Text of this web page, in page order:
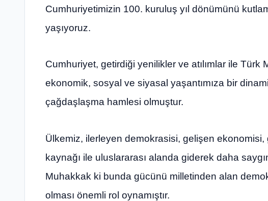
Cumhuriyetimizin 100. kuruluş yıl dönümünü
yaşıyoruz.
Cumhuriyet, getirdiği yenilikler ve atılımlar ile Türk
ekonomik, sosyal ve siyasal yaşantımıza bir
çağdaşlaşma hamlesi olmuştur.
Ülkemiz, ilerleyen demokrasisi, gelişen
kaynağı ile uluslararası alanda giderek daha
Muhakkak ki bunda gücünü milletinden alan
olması önemli rol oynamıştır.